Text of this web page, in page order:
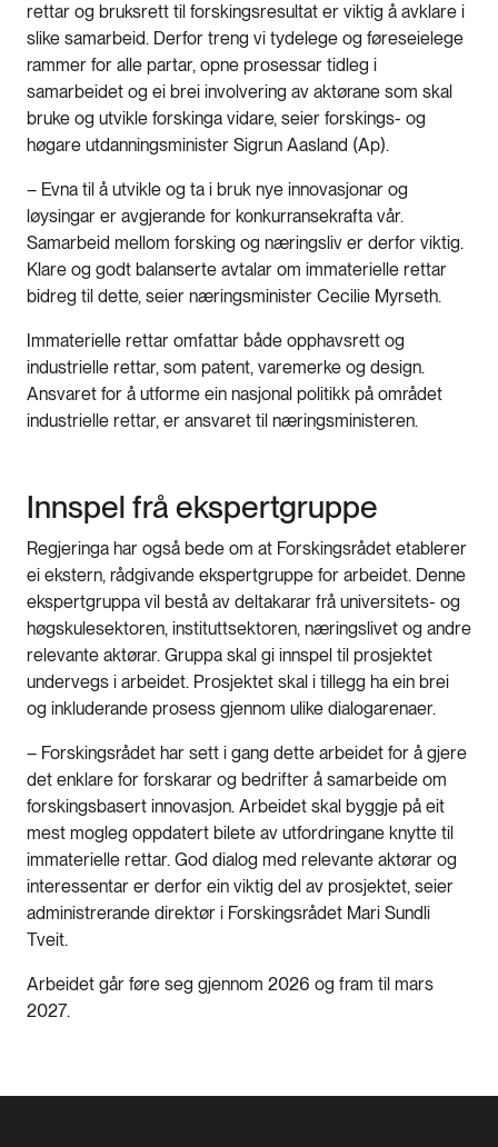
rettar og bruksrett til forskingsresultat er viktig å avklare i
slike samarbeid. Derfor treng vi tydelege og føreseielege
rammer for alle partar, opne prosessar tidleg i
samarbeidet og ei brei involvering av aktørane som skal
bruke og utvikle forskinga vidare, seier forskings- og
høgare utdanningsminister Sigrun Aasland (Ap).
– Evna til å utvikle og ta i bruk nye innovasjonar og
løysingar er avgjerande for konkurransekrafta vår.
Samarbeid mellom forsking og næringsliv er derfor viktig.
Klare og godt balanserte avtalar om immaterielle rettar
bidreg til dette, seier næringsminister Cecilie Myrseth.
Immaterielle rettar omfattar både opphavsrett og
industrielle rettar, som patent, varemerke og design.
Ansvaret for å utforme ein nasjonal politikk på området
industrielle rettar, er ansvaret til næringsministeren.
Innspel frå ekspertgruppe
Regjeringa har også bede om at Forskingsrådet etablerer
ei ekstern, rådgivande ekspertgruppe for arbeidet. Denne
ekspertgruppa vil bestå av deltakarar frå universitets- og
høgskulesektoren, instituttsektoren, næringslivet og andre
relevante aktørar. Gruppa skal gi innspel til prosjektet
undervegs i arbeidet. Prosjektet skal i tillegg ha ein brei
og inkluderande prosess gjennom ulike dialogarenaer.
– Forskingsrådet har sett i gang dette arbeidet for å gjere
det enklare for forskarar og bedrifter å samarbeide om
forskingsbasert innovasjon. Arbeidet skal byggje på eit
mest mogleg oppdatert bilete av utfordringane knytte til
immaterielle rettar. God dialog med relevante aktørar og
interessentar er derfor ein viktig del av prosjektet, seier
administrerande direktør i Forskingsrådet Mari Sundli
Tveit.
Arbeidet går føre seg gjennom 2026 og fram til mars
2027.